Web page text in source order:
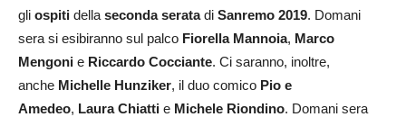
gli ospiti della seconda seratadi Sanremo 2019. Domani
sera si esibiranno sul palco Fiorella Mannoia, Marco
Mengoni e Riccardo Cocciante. Ci saranno, inoltre,
anche Michelle Hunziker, il duo comico Pio e
Amedeo, Laura Chiatti e Michele Riondino. Domani sera